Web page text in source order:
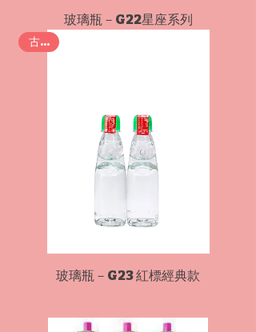
玻璃瓶－G22星座系列
古早味
玻璃瓶－G23 紅標經典款